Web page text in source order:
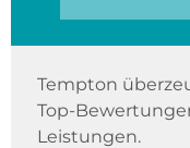
Tempton
Top-
Leistungen.